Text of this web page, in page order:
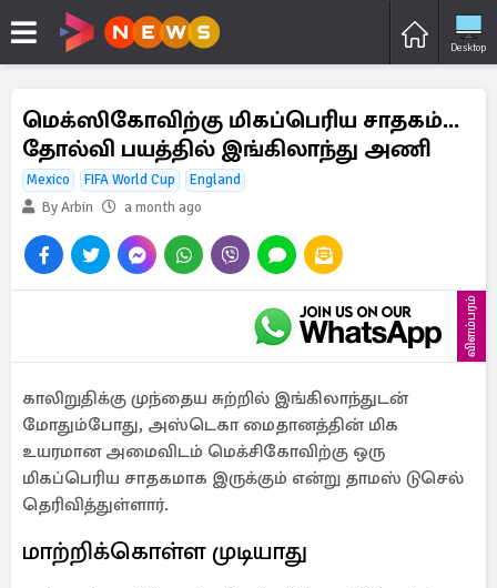
Desktop
மெக்ஸிகோவிற்கு மிகப்பெரிய சாதகம்...
தோல்வி பயத்தில் இங்கிலாந்து அணி
Mexico FIFA World Cup
England
By Arbin
a month ago
விளம்பரம்
காலிறுதிக்கு முந்தைய சுற்றில் இங்கிலாந்துடன்
மோதும்போது, ​​அஸ்டெகா மைதானத்தின் மிக
உயரமான அமைவிடம் மெக்சிகோவிற்கு ஒரு
மிகப்பெரிய சாதகமாக இருக்கும் என்று தாமஸ் டுசெல்
தெரிவித்துள்ளார்.
மாற்றிக்கொள்ள முடியாது